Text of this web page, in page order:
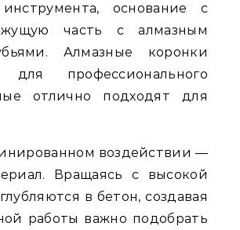
основание с
часть с алмазным
Алмазные коронки
профессионального
отлично подходят для
воздействии —
Вращаясь с высокой
в бетон, создавая
работы важно подобрать